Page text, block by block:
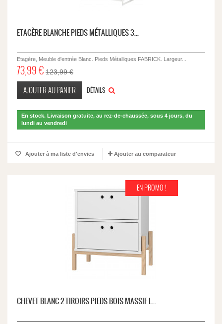
ETAGÈRE BLANCHE PIEDS MÉTALLIQUES 3...
Etagère, Meuble d'entrée Blanc. Pieds Métalliques FABRICK. Largeur...
73,99 € 123,99 €
AJOUTER AU PANIER DÉTAILS
En stock. Livraison gratuite, au rez-de-chaussée, sous 4 jours, du
lundi au vendredi
Ajouter à ma liste d'envies Ajouter au comparateur
EN PROMO !
CHEVET BLANC 2 TIROIRS PIEDS BOIS MASSIF L...